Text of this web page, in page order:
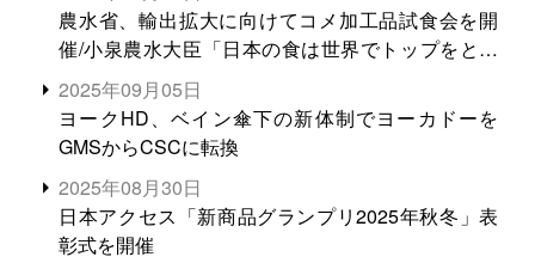
農水省、輸出拡大に向けてコメ加工品試食会を開
催/小泉農水大臣「日本の食は世界でトップをとれ
る。米増産に向けて、米輸出需要の拡大を」
2025年09月05日
ヨークHD、ベイン傘下の新体制でヨーカドーを
GMSからCSCに転換
2025年08月30日
日本アクセス「新商品グランプリ2025年秋冬」表
彰式を開催